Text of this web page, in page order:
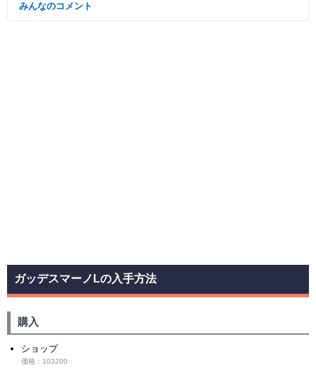
みんなのコメント
ガッデスマーノLの入手方法
購入
ショップ
価格：103200